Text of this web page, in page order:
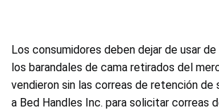
Los consumidores deben dejar de usar
los barandales de cama retirados del
vendieron sin las correas de retención de
a Bed Handles Inc. para solicitar correas